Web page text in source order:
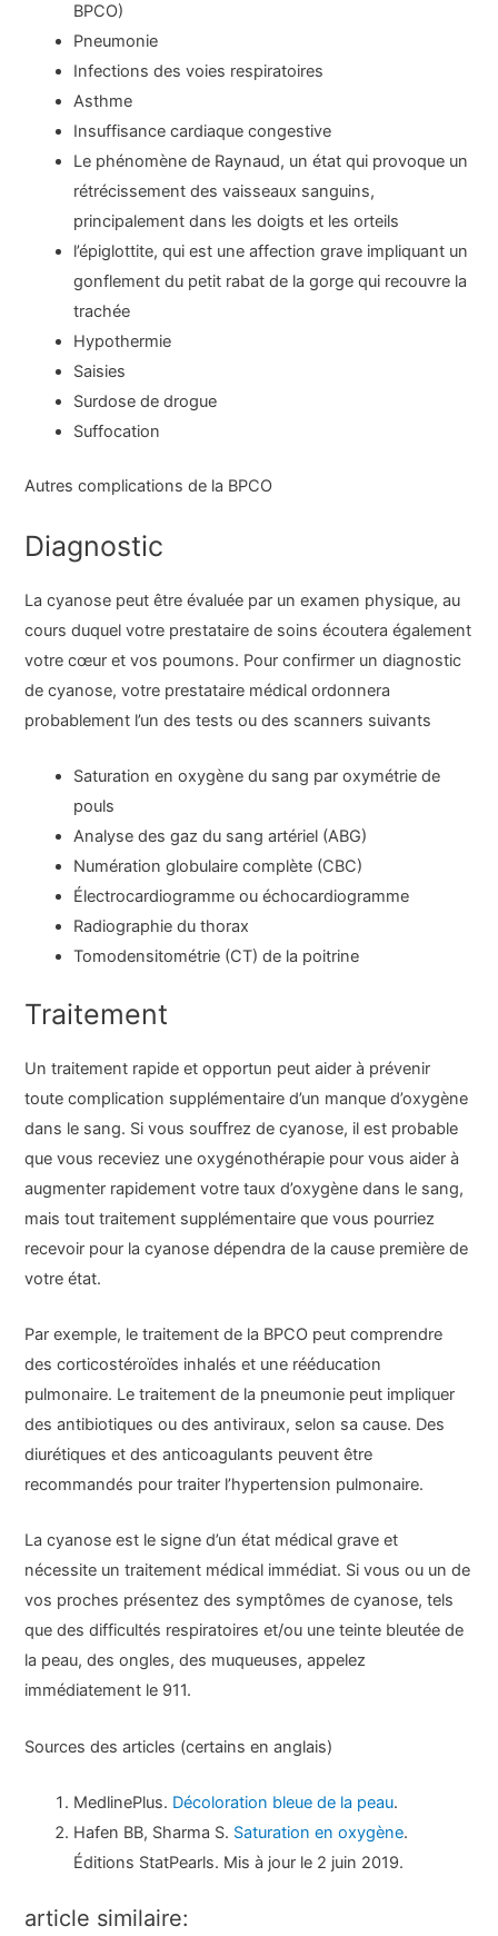
BPCO)
Pneumonie
Infections des voies respiratoires
Asthme
Insuffisance cardiaque congestive
Le phénomène de Raynaud, un état qui provoque un
rétrécissement des vaisseaux sanguins,
principalement dans les doigts et les orteils
l’épiglottite, qui est une affection grave impliquant un
gonflement du petit rabat de la gorge qui recouvre la
trachée
Hypothermie
Saisies
Surdose de drogue
Suffocation
Autres complications de la BPCO
Diagnostic
La cyanose peut être évaluée par un examen physique, au
cours duquel votre prestataire de soins écoutera également
votre cœur et vos poumons. Pour confirmer un diagnostic
de cyanose, votre prestataire médical ordonnera
probablement l’un des tests ou des scanners suivants
Saturation en oxygène du sang par oxymétrie de
pouls
Analyse des gaz du sang artériel (ABG)
Numération globulaire complète (CBC)
Électrocardiogramme ou échocardiogramme
Radiographie du thorax
Tomodensitométrie (CT) de la poitrine
Traitement
Un traitement rapide et opportun peut aider à prévenir
toute complication supplémentaire d’un manque d’oxygène
dans le sang. Si vous souffrez de cyanose, il est probable
que vous receviez une oxygénothérapie pour vous aider à
augmenter rapidement votre taux d’oxygène dans le sang,
mais tout traitement supplémentaire que vous pourriez
recevoir pour la cyanose dépendra de la cause première de
votre état.
Par exemple, le traitement de la BPCO peut comprendre
des corticostéroïdes inhalés et une rééducation
pulmonaire. Le traitement de la pneumonie peut impliquer
des antibiotiques ou des antiviraux, selon sa cause. Des
diurétiques et des anticoagulants peuvent être
recommandés pour traiter l’hypertension pulmonaire.
La cyanose est le signe d’un état médical grave et
nécessite un traitement médical immédiat. Si vous ou un de
vos proches présentez des symptômes de cyanose, tels
que des difficultés respiratoires et/ou une teinte bleutée de
la peau, des ongles, des muqueuses, appelez
immédiatement le 911.
Sources des articles (certains en anglais)
MedlinePlus. Décoloration bleue de la peau.
Hafen BB, Sharma S. Saturation en oxygène.
Éditions StatPearls. Mis à jour le 2 juin 2019.
article similaire: